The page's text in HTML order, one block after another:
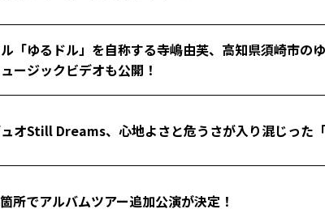
「ゆるドル」を自称する寺嶋由芙、高知県須崎市の
ージックビデオも公開！
オStill Dreams、心地よさと危うさが入り混じった
所でアルバムツアー追加公演が決定！